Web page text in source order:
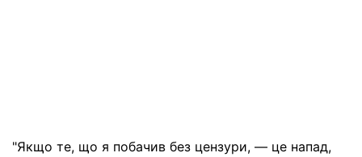
"Якщо те, що я побачив без цензури, — це напад,